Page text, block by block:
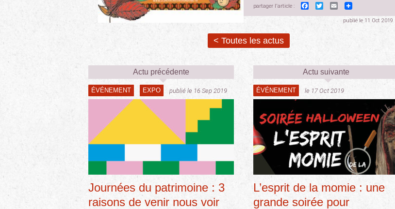
partager l'article : Facebook
TwitterEmail
publié le 11 Oct 2019
< Toutes les actus
Actu précédente
ÉVÉNEMENT EXPO publié le 16 Sep 2019
Journées du patrimoine : 3
raisons de venir nous voir
Actu suivante
ÉVÉNEMENT le 17 Oct 2019
L’esprit de la momie : une
grande soirée pour